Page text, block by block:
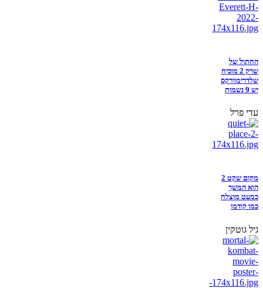
החתול של
שרק 2 מוכיח
שלדרימוורקס
יש 9 נשמות
עדי פרל
מקום שקט 2
הוא המשך
כמעט מוצלח
כמו קודמו
גיל גוטקין